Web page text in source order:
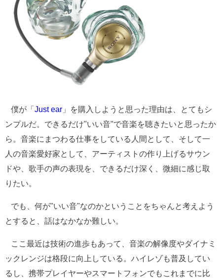
僕が「 Just ear 」を購入しようと思った理由は、とてもシ
ンプルだ。できるだけ"いい音"で音楽を聴きたいと思ったか
ら。音楽にまつわる仕事をしている人間として、そして一
人の音楽愛好家として、アーティストの作り上げるサウン
ドや、歌手の声の表現を、できるだけ深く、微細に感じ取
りたい。
でも、何が"いい音"なのかということをちゃんと考えよう
とすると、話はなかなか難しい。
ここ最近は技術の進歩もあって、音楽の解像度やダイナミ
ックレンジは格段に向上している。ハイレゾも普及してい
るし、携帯プレイヤーやスマートフォンでもこれまでに比